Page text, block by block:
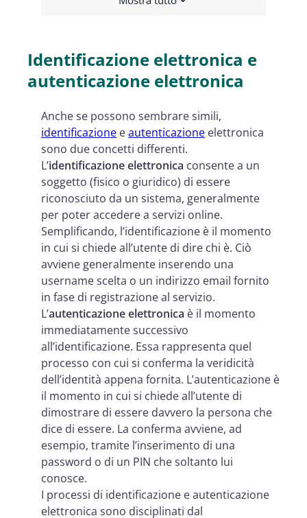
identificazione
Identificazione elettronica e
autenticazione elettronica
Anche se possono sembrare simili,
identificazione eautenticazione elettronica
sono due concetti differenti.
L’identificazioneelettronica consente a un
soggetto (fisico o giuridico) di essere
riconosciuto da un sistema, generalmente
per poter accedere a servizi online.
Semplificando, l’identificazione è il momento
in cui si chiede all’utente di dire chi è. Ciò
avviene generalmente inserendo una
username scelta o un indirizzo email fornito
in fase di registrazione al servizio.
L’autenticazioneelettronica è il momento
immediatamente successivo
all’identificazione. Essa rappresenta quel
processo con cui si conferma la veridicità
dell’identità appena fornita. L’autenticazione è
il momento in cui si chiede all’utente di
dimostrare di essere davvero la persona che
dice di essere. La conferma avviene, ad
esempio, tramite l’inserimento di una
password o di un PIN che soltanto lui
conosce.
I processi di identificazione e autenticazione
elettronica sono disciplinati dal